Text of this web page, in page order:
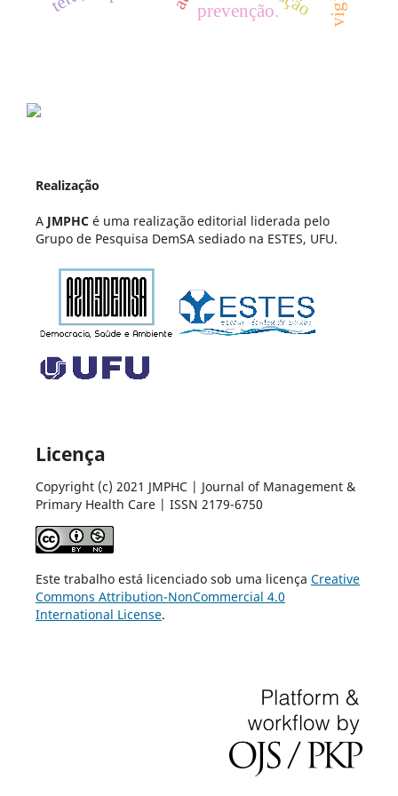
prevenção.
Realização
A JMPHCé uma realização editorial liderada pelo
Grupo de Pesquisa DemSA sediado na ESTES, UFU.
Licença
Copyright (c) 2021 JMPHC | Journal of Management &
Primary Health Care | ISSN 2179-6750
Este trabalho está licenciado sob uma licença Creative
Commons Attribution-NonCommercial 4.0
International License.